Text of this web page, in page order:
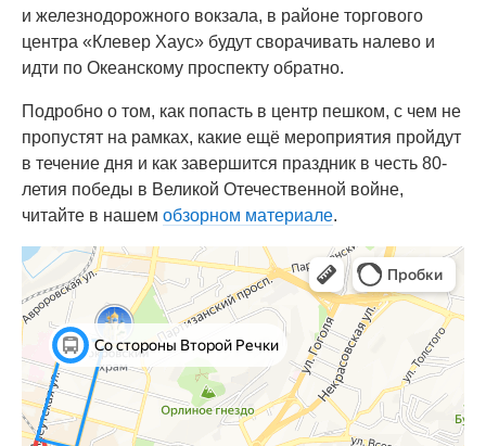
и железнодорожного вокзала, в районе торгового
центра «Клевер Хаус» будут сворачивать налево и
идти по Океанскому проспекту обратно.
Подробно о том, как попасть в центр пешком, с чем не
пропустят на рамках, какие ещё мероприятия пройдут
в течение дня и как завершится праздник в честь 80-
летия победы в Великой Отечественной войне,
читайте в нашем обзорном материале.